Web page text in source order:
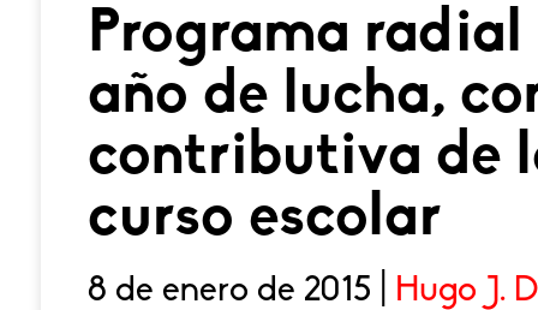
Programa radial
año de lucha,
contributiva de
curso escolar
8 de enero de 2015 | Hugo J.